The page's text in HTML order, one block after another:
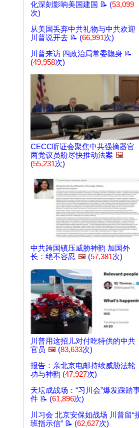
化深刻影响美国建国 📝 (53,099
次)
从美国丢弃中共礼物与中共欢迎
川普说开去 📝 (66,991次)
川普来访 四政治局常委隐身 📝
(49,958次)
CECC听证会聚焦中共强摘器官
两党议员盼尽快推动法案 🖼️
(55,231次)
中共跨国镇压威胁神韵 加国外
长：绝不容忍 🖼️ (57,381次)
川普用这招儿对付吃特供的中共
官员 🖼️ (83,633次)
报告：亲北京电邮持续威胁法轮
功与神韵 (47,927次)
天坛成战场：“习川会”爆发踩踏
件 📝 (61,896次)
川习会 北京安保如战场 川普留“
班指示信” 📝 (62,627次)